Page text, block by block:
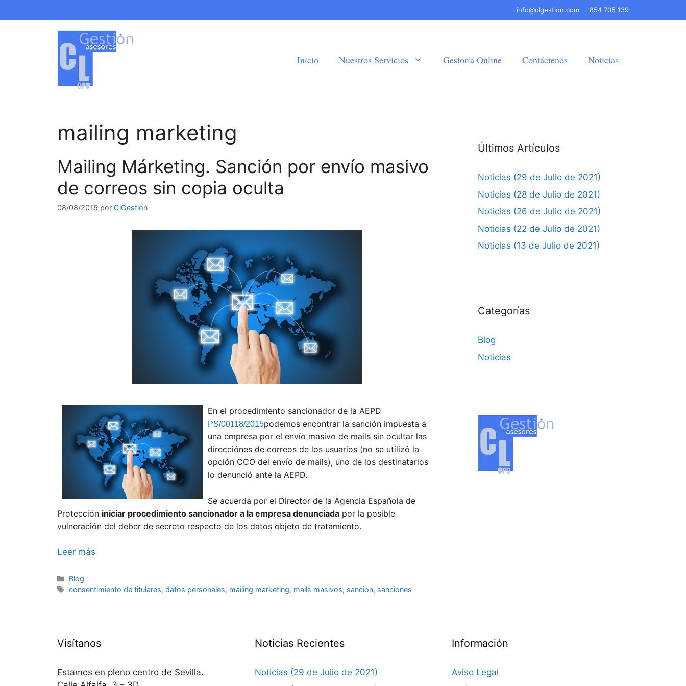
al
info@clgestion.com 854 705 139
Inicio Nuestros Servicios Gestoría Online Contáctenos Noticias
mailing marketing
Mailing Márketing. Sanción por envío masivo
de correos sin copia oculta
08/08/2015 por ClGestion
En el procedimiento sancionador de la AEPD
PS/00118/2015podemos encontrar la sanción impuesta a
una empresa por el envío masivo de mails sin ocultar las
direcciónes de correos de los usuarios (no se utilizó la
opción CCO del envío de mails), uno de los destinatarios
lo denunció ante la AEPD.
Se acuerda por el Director de la Agencia Española de
Protección iniciar procedimiento sancionador a la empresa denunciada por la posible
vulneración del deber de secreto respecto de los datos objeto de tratamiento.
Leer más
Categorías
Blog
Etiquetas
consentimiento de titulares,datos personales, mailing marketing, mails masivos, sancion, sanciones
Últimos Artículos
Noticias (29 de Julio de 2021)
Noticias (28 de Julio de 2021)
Noticias (26 de Julio de 2021)
Noticias (22 de Julio de 2021)
Noticias (13 de Julio de 2021)
Categorías
Blog
Noticias
Visítanos
Estamos en pleno centro de Sevilla.
Noticias Recientes
Noticias (29 de Julio de 2021)
Información
Aviso Legal